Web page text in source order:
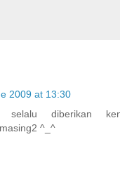
2009 at 13:30
selalu diberikan
^_^